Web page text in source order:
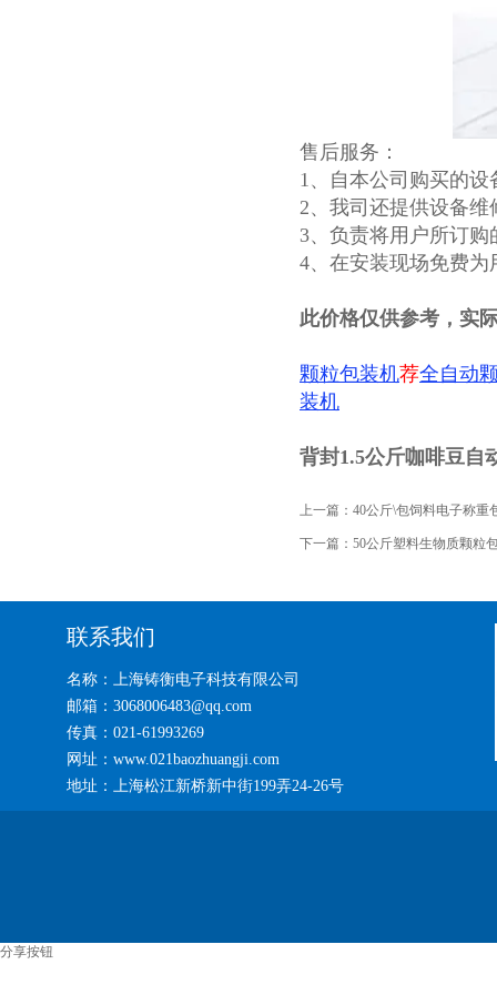
售后服务：
1、自本公司购买的设
2、我司还提供设备维
3、负责将用户所订
4、在安装现场免费
此价格仅供参考，实
颗粒包装机荐全自动
装机
背封1.5公斤咖啡豆自
上一篇： 40公斤\包饲料电子称重
下一篇： 50公斤塑料生物质颗粒
联系我们
名称：上海铸衡电子科技有限公司
邮箱：3068006483@qq.com
传真：021-61993269
网址：www.021baozhuangji.com
地址：上海松江新桥新中街199弄24-26号
分享按钮